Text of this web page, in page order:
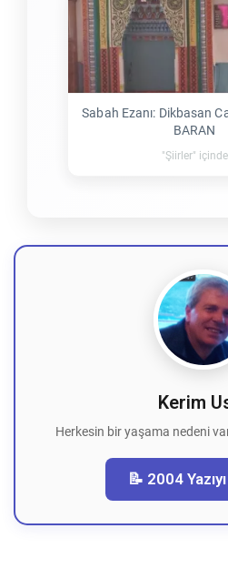
Sabah Ezanı: Dikbasan
BARAN
"Şiirler" içinde
Kerim
Herkesin bir yaşama nedeni
📝 2004